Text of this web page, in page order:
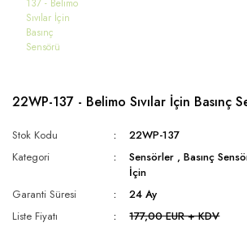
22WP-137 - Belimo Sıvılar İçin Basınç
Stok Kodu
22WP-137
Kategori
Sensörler ,Basınç
İçin
Garanti Süresi
24 Ay
Liste Fiyatı
177,00 EUR + KDV